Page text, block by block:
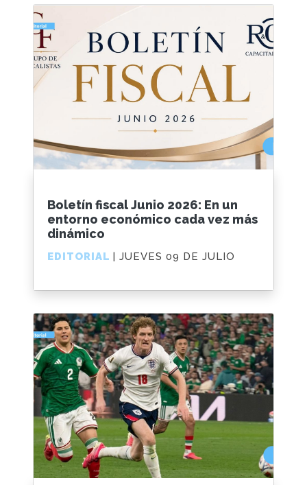
Boletín fiscal Junio 2026: En un
entorno económico cada vez más
dinámico
EDITORIAL | JUEVES 09 DE JULIO